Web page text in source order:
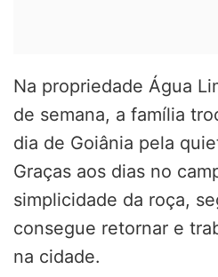
Na propriedade Água
de semana, a família
dia de Goiânia pela
Graças aos dias no
simplicidade da roça,
consegue retornar e
na cidade.